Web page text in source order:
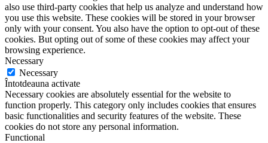
also use third-party cookies that help us analyze and understand how
you use this website. These cookies will be stored in your browser
only with your consent. You also have the option to opt-out of these
cookies. But opting out of some of these cookies may affect your
browsing experience.
Necessary
Necessary
Întotdeauna activate
Necessary cookies are absolutely essential for the website to
function properly. This category only includes cookies that ensures
basic functionalities and security features of the website. These
cookies do not store any personal information.
Functional